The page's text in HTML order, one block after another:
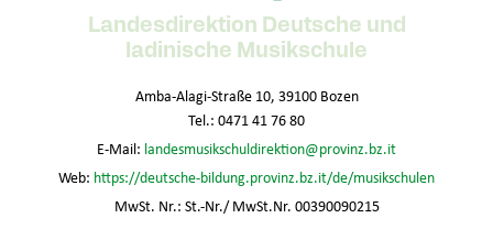
Landesdirektion Deutsche und
ladinische Musikschule
Amba-Alagi-Straße 10, 39100 Bozen
Tel.: 0471 41 76 80
E-Mail: landesmusikschuldirektion@provinz.bz.it
Web: https://deutsche-bildung.provinz.bz.it/de/musikschulen
MwSt. Nr.: St.-Nr./ MwSt.Nr. 00390090215